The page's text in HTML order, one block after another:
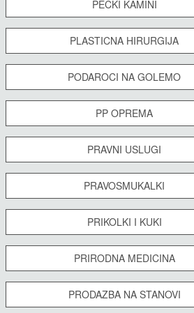
PECKI KAMINI
PLASTICNA HIRURGIJA
PODAROCI NA GOLEMO
PP OPREMA
PRAVNI USLUGI
PRAVOSMUKALKI
PRIKOLKI I KUKI
PRIRODNA MEDICINA
PRODAZBA NA STANOVI